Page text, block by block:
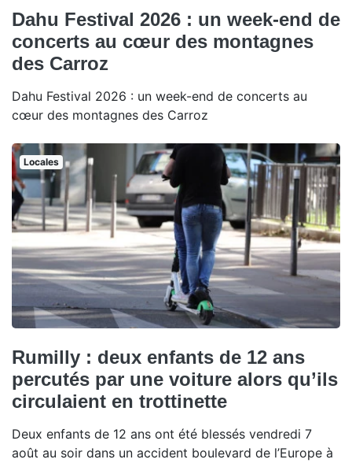
Dahu Festival 2026 : un week-end de
concerts au cœur des montagnes
des Carroz
Dahu Festival 2026 : un week-end de concerts au
cœur des montagnes des Carroz
Locales
Rumilly : deux enfants de 12 ans
percutés par une voiture alors qu’ils
circulaient en trottinette
Deux enfants de 12 ans ont été blessés vendredi 7
août au soir dans un accident boulevard de l’Europe à